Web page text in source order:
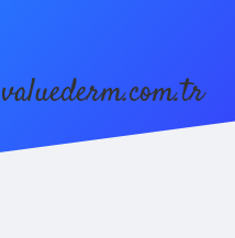
valuederm.com.tr